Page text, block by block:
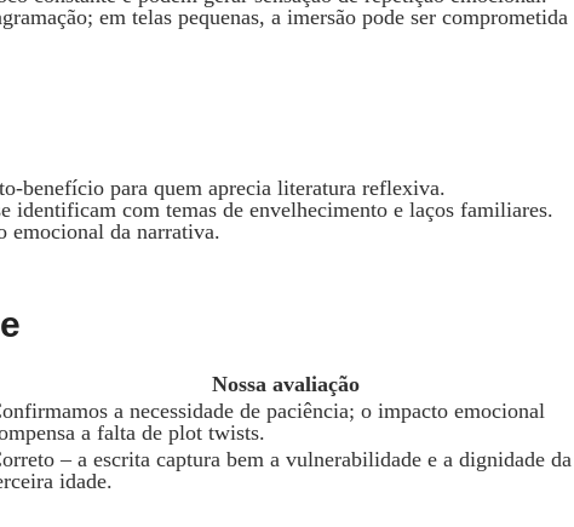
em telas pequenas, a imersão pode ser comprometida
para quem aprecia literatura reflexiva.
identificam com temas de envelhecimento e laços familiares.
emocional da narrativa.
Nossa avaliação
a necessidade de paciência; o impacto emocional
a falta de plot twists.
– a escrita captura bem a vulnerabilidade e a dignidade da
idade.